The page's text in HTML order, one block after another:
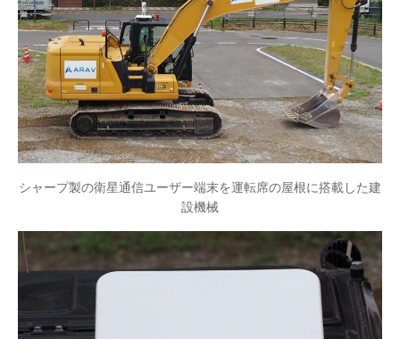
シャープ製の衛星通信ユーザー端末を運転席の屋根に搭載した建
設機械